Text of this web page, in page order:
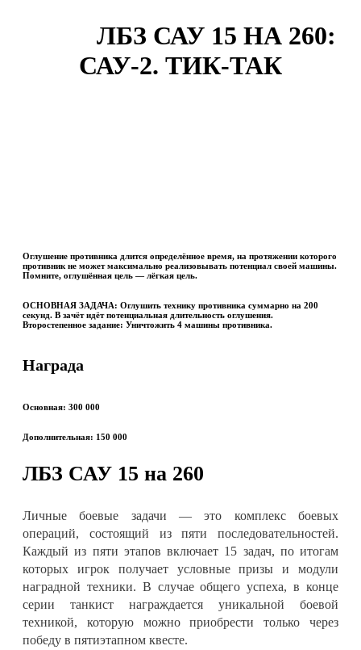
ЛБЗ САУ 15 НА 260:
САУ-2. ТИК-ТАК
Оглушение противника длится определённое время, на протяжении которого
противник не может максимально реализовывать потенциал своей машины.
Помните, оглушённая цель — лёгкая цель.
ОСНОВНАЯ ЗАДАЧА: Оглушить технику противника суммарно на 200
секунд. В зачёт идёт потенциальная длительность оглушения.
Второстепенное задание: Уничтожить 4 машины противника.
Награда
Основная: 300 000
Дополнительная: 150 000
ЛБЗ САУ 15 на 260
Личные боевые задачи — это комплекс боевых
операций, состоящий из пяти последовательностей.
Каждый из пяти этапов включает 15 задач, по итогам
которых игрок получает условные призы и модули
наградной техники. В случае общего успеха, в конце
серии танкист награждается уникальной боевой
техникой, которую можно приобрести только через
победу в пятиэтапном квесте.